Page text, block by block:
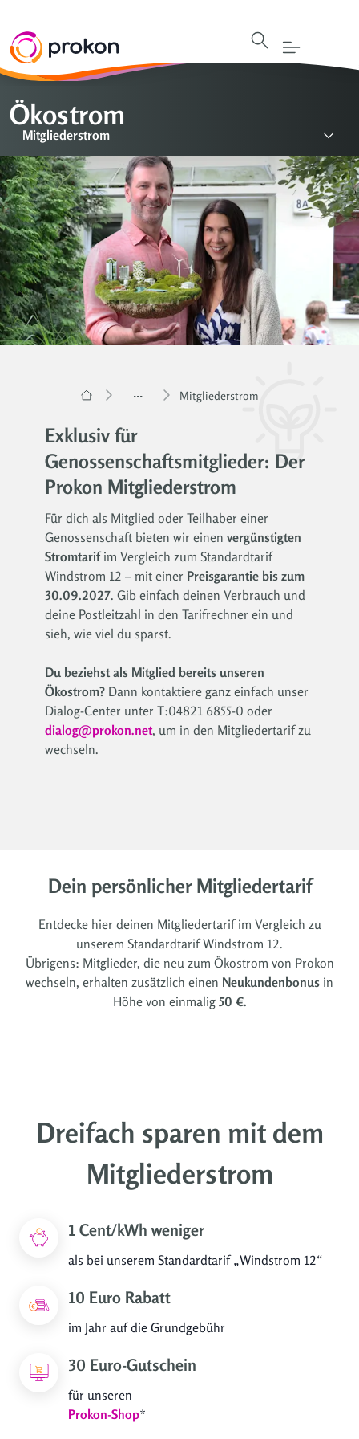
Ökostrom
Mitgliederstrom
... Mitgliederstrom
Exklusiv für
Genossenschaftsmitglieder: Der
Prokon Mitgliederstrom
Für dich als Mitglied oder Teilhaber einer
Genossenschaft bieten wir einen vergünstigten
Stromtarifim Vergleich zum Standardtarif
Windstrom 12 – mit einer Preisgarantie bis zum
30.09.2027. Gib einfach deinen Verbrauch und
deine Postleitzahl in den Tarifrechner ein und
sieh, wie viel du sparst.
Du beziehst als Mitglied bereits unseren
Ökostrom? Dann kontaktiere ganz einfach unser
Dialog-Center unter T:04821 6855-0 oder
dialog@prokon.net, um in den Mitgliedertarif zu
wechseln.
Dein persönlicher Mitgliedertarif
Entdecke hier deinen Mitgliedertarif im Vergleich zu
unserem Standardtarif Windstrom 12.
Übrigens: Mitglieder, die neu zum Ökostrom von Prokon
wechseln, erhalten zusätzlich einen Neukundenbonus in
Höhe von einmalig 50 €.
Dreifach sparen mit dem
Mitgliederstrom
1 Cent/kWh weniger
als bei unserem Standardtarif „Windstrom 12“
10 Euro Rabatt
im Jahr auf die Grundgebühr
30 Euro-Gutschein
für unseren
Prokon-Shop*